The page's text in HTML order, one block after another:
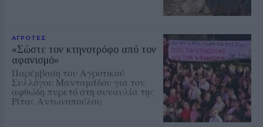
ΑΓΡΟΤΕΣ
«Σώστε τον κτηνοτρόφο από τον
αφανισμό»
Παρέμβαση του Αγροτικού
Συλλόγου Μανταμάδου για τον
αφθώδη πυρετό στη συναυλία της
Ρίτας Αντωνοπούλου